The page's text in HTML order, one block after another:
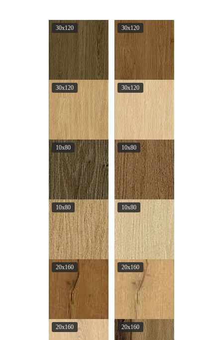
30x120 30x120
30x120 30x120
10x80 10x80
10x80 10x80
20x160 20x160
20x160 20x160